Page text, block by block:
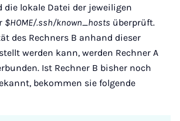
die lokale Datei der jeweiligen
$HOME/.ssh/known_hosts überprüft.
des Rechners B anhand dieser
werden kann, werden Rechner A
Ist Rechner B bisher noch
bekommen sie folgende